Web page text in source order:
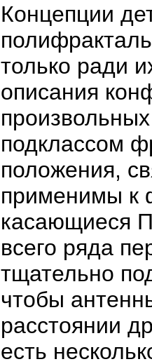
Концепции
только ради
описания
подклассом
положения,
применимы к
касающиеся
всего ряда
тщательно
чтобы
расстоянии
есть